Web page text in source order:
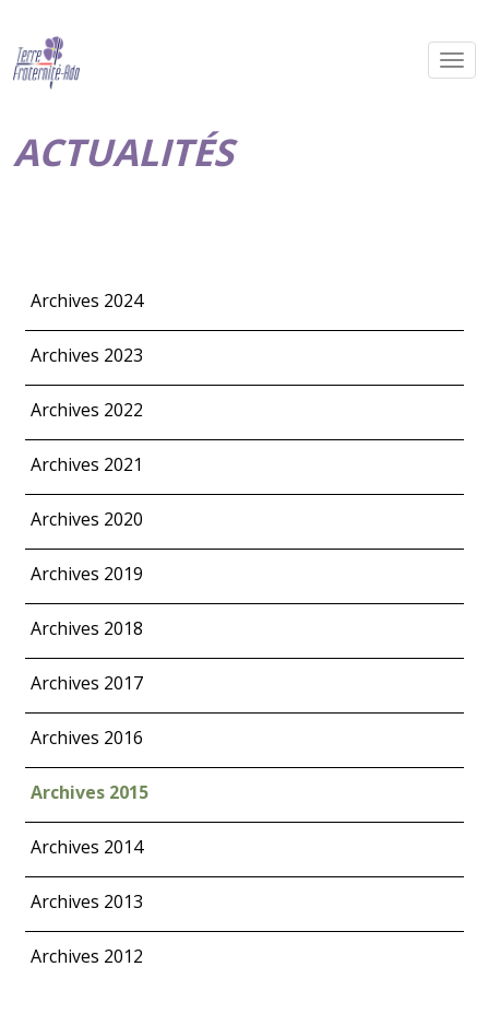
ACTUALITÉS
Archives 2024
Archives 2023
Archives 2022
Archives 2021
Archives 2020
Archives 2019
Archives 2018
Archives 2017
Archives 2016
Archives 2015
Archives 2014
Archives 2013
Archives 2012